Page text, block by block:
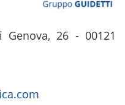
Genova, 26 - 00121